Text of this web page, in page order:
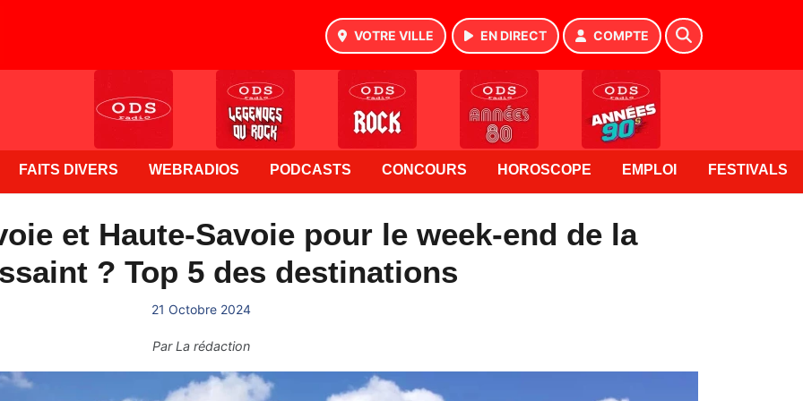
VOTRE VILLE EN DIRECT COMPTE
FAITS DIVERS WEBRADIOS PODCASTS CONCOURS HOROSCOPE EMPLOI FESTIVALS
et Haute-Savoie pour le week-end de la
? Top 5 des destinations
21 Octobre 2024
ParLa rédaction